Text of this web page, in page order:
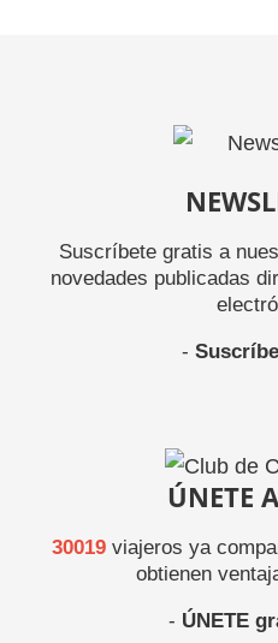
Suscríbete gratis a
novedades publicadas
-
ÚNETE
30019viajeros ya
obtienen
- ÚNETE